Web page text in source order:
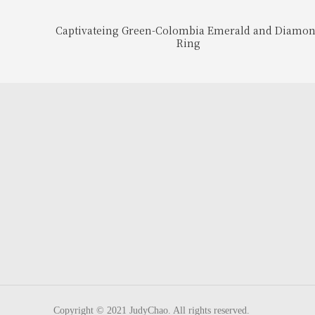
Captivateing Green-Colombia Emerald and
Ring
Copyright © 2021 JudyChao. All rights reserved.